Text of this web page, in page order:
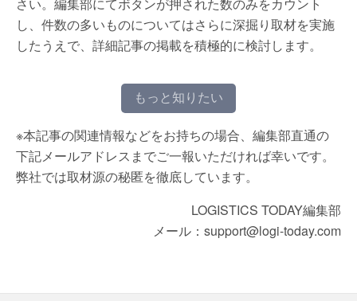
さい。編集部にてボタンが押された数のみをカウント
し、件数の多いものについてはさらに深掘り取材を実施
したうえで、詳細記事の掲載を積極的に検討します。
もっと知りたい
※本記事の関連情報などをお持ちの場合、編集部直通の
下記メールアドレスまでご一報いただければ幸いです。
弊社では取材源の秘匿を徹底しています。
LOGISTICS TODAY編集部
メール：support@logi-today.com